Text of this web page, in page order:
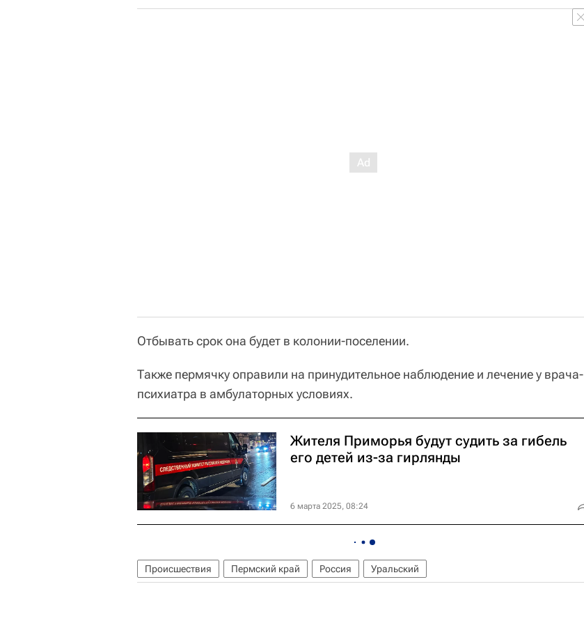
Отбывать срок она будет в колонии-поселении.
Также пермячку оправили на принудительное наблюдение и лечение у врача-
психиатра в амбулаторных условиях.
Жителя Приморья будут судить за гибель
его детей из-за гирлянды
6 марта 2025, 08:24
Происшествия Пермский край Россия Уральский